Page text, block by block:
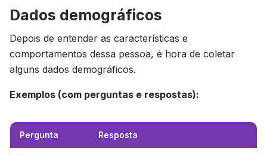
Dados demográficos
Depois de entender as características e
comportamentos dessa pessoa, é hora de coletar
alguns dados demográficos.
Exemplos (com perguntas e respostas):
Pergunta Resposta